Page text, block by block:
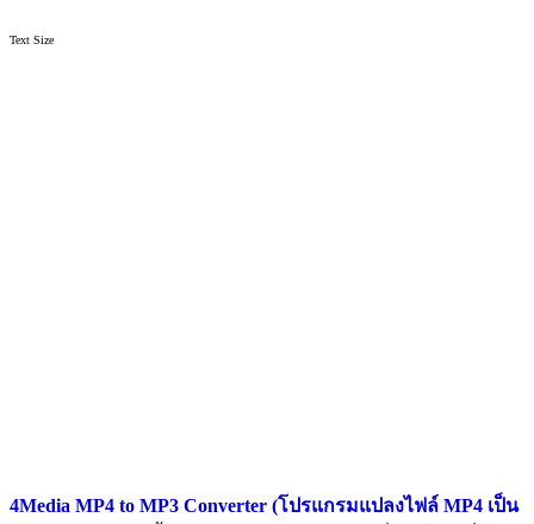
Text Size
4Media MP4 to MP3 Converter (โปรแกรมแปลงไฟล์ MP4 เป็น